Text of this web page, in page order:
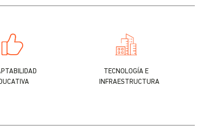
TECNOLOGÍA E
INFRAESTRUCTURA